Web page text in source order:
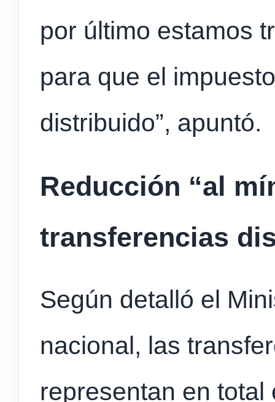
por último estamos
para que el
distribuido”, apuntó.
Reducción “al
transferencias
Según detalló el
nacional, las
representan en